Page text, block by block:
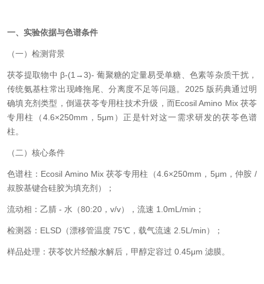
一、实验依据与色谱条件
（一）检测背景
茯苓提取物中 β-(1→3)- 葡聚糖的定量易受单糖、色素等杂质干扰，
传统氨基柱常出现峰拖尾、分离度不足等问题。2025 版药典通过明
确填充剂类型，倒逼茯苓专用柱技术升级，而Ecosil Amino Mix 茯苓
专用柱（4.6×250mm，5μm）正是针对这一需求研发的茯苓色谱
柱。
（二）核心条件
色谱柱：Ecosil Amino Mix 茯苓专用柱（4.6×250mm，5μm，仲胺 /
叔胺基键合硅胶为填充剂）；
流动相：乙腈 - 水（80:20，v/v），流速 1.0mL/min；
检测器：ELSD（漂移管温度 75℃，载气流速 2.5L/min）；
样品处理：茯苓饮片经酸水解后，甲醇定容过 0.45μm 滤膜。